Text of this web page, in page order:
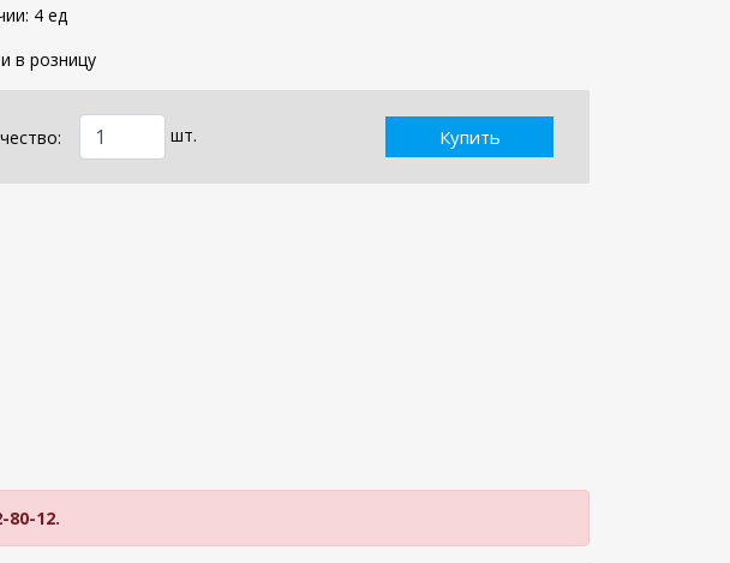
4 ед
в розницу
шт. Купить
12.